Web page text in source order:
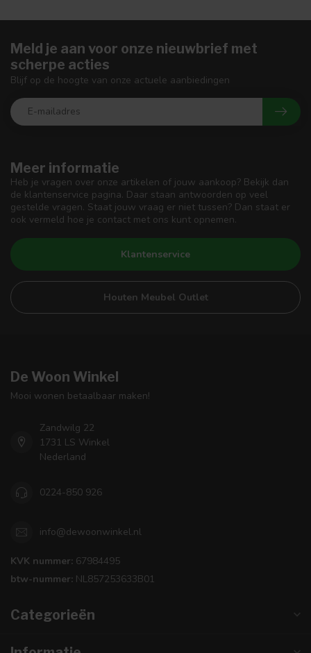
Meer informatie
Heb je vragen over onze artikelen of jouw aankoop? Bekijk dan
de klantenservice pagina. Daar staan antwoorden op veel
gestelde vragen. Staat jouw vraag er niet tussen? Dan staat er
ook vermeld hoe je contact met ons kunt opnemen.
Klantenservice
Houten Meubel Outlet
Meld je aan voor onze nieuwbrief met
scherpe acties
Blijf op de hoogte van onze actuele aanbiedingen
De Woon Winkel
Mooi wonen betaalbaar maken!
Zandwilg 22
1731 LS Winkel
Nederland
0224-850 926
info@dewoonwinkel.nl
KVK nummer: 67984495
btw-nummer: NL857253633B01
Categorieën